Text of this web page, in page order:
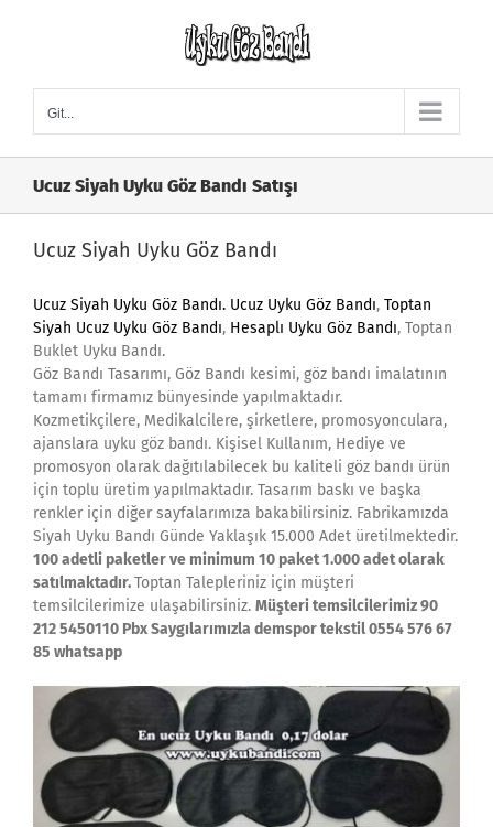
Git...
Ucuz Siyah Uyku Göz Bandı Satışı
Ucuz Siyah Uyku Göz Bandı
Ucuz Siyah Uyku Göz Bandı. Ucuz Uyku Göz Bandı, Toptan
Siyah Ucuz Uyku Göz Bandı, Hesaplı Uyku Göz Bandı, Toptan
Buklet Uyku Bandı.
Göz Bandı Tasarımı, Göz Bandı kesimi, göz bandı imalatının
tamamı firmamız bünyesinde yapılmaktadır.
Kozmetikçilere, Medikalcilere, şirketlere, promosyonculara,
ajanslara uyku göz bandı. Kişisel Kullanım, Hediye ve
promosyon olarak dağıtılabilecek bu kaliteli göz bandı ürün
için toplu üretim yapılmaktadır. Tasarım baskı ve başka
renkler için diğer sayfalarımıza bakabilirsiniz. Fabrikamızda
Siyah Uyku Bandı Günde Yaklaşık 15.000 Adet üretilmektedir.
100 adetli paketler ve minimum 10 paket 1.000 adet olarak
satılmaktadır.Toptan Talepleriniz için müşteri
temsilcilerimize ulaşabilirsiniz. Müşteri temsilcilerimiz 90
212 5450110 Pbx Saygılarımızla demspor tekstil 0554 576 67
85 whatsapp